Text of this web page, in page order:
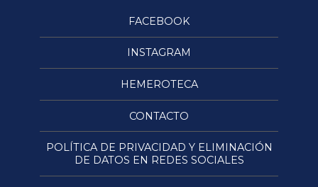
FACEBOOK
INSTAGRAM
HEMEROTECA
CONTACTO
POLÍTICA DE PRIVACIDAD Y ELIMINACIÓN
DE DATOS EN REDES SOCIALES